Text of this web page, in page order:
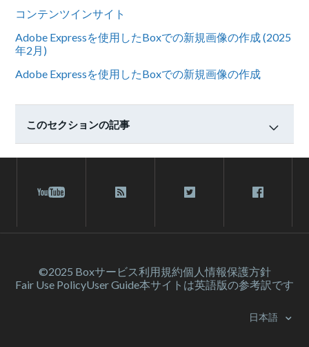
コンテンツインサイト
Adobe Expressを使用したBoxでの新規画像の作成 (2025
年2月)
Adobe Expressを使用したBoxでの新規画像の作成
このセクションの記事
©2025 Boxサービス利⽤規約個人情報保護方針
Fair Use PolicyUser Guide本サイトは英語版の参考訳です
日本語